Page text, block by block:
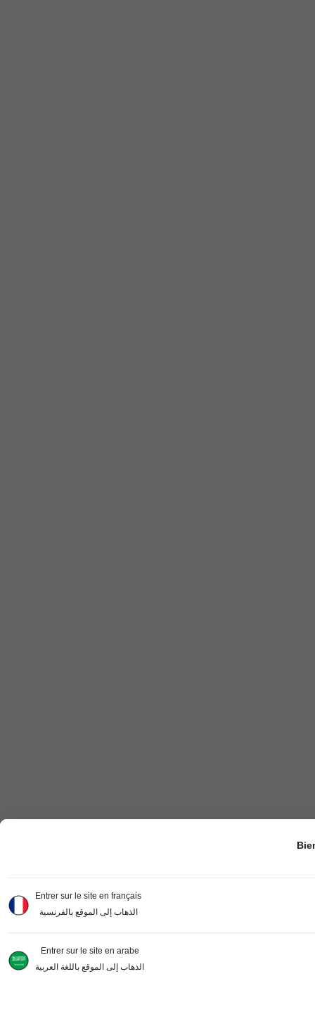
Entrer sur le site en français
الذهاب إلى الموقع بالفرنسية
Entrer sur le site en arabe
الذهاب إلى الموقع باللغة العربية